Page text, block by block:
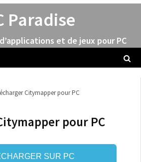
Paradise
et de jeux pour PC
Citymapper pour PC
pour PC
SUR PC